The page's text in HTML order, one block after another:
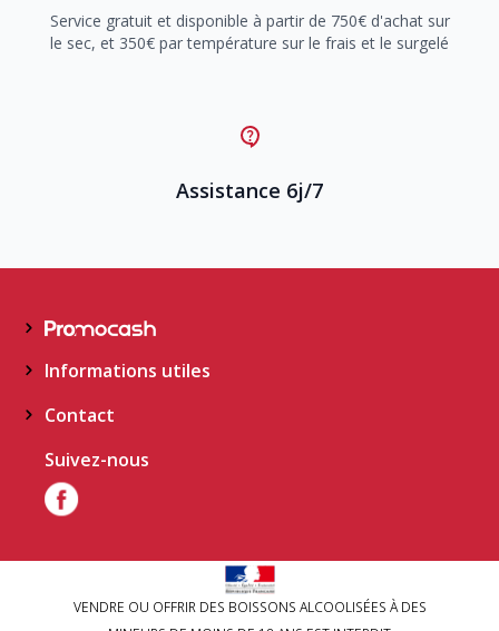
Service gratuit et disponible à partir de 750€ d'achat sur
le sec, et 350€ par température sur le frais et le surgelé
Assistance 6j/7
Informations utiles
Contact
Suivez-nous
VENDRE OU OFFRIR DES BOISSONS ALCOOLISÉES À DES